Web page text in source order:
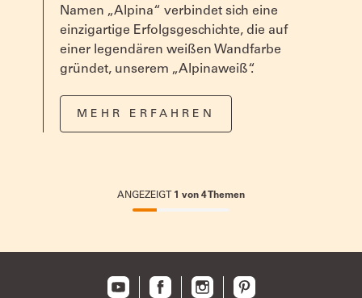
Namen „Alpina“ verbindet sich eine
einzigartige Erfolgsgeschichte, die auf
einer legendären weißen Wandfarbe
gründet, unserem „Alpinaweiß“.
MEHR ERFAHREN
ANGEZEIGT 1 von 4Themen
25%